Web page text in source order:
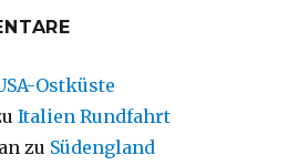
Ostküste
Italien Rundfahrt
zu Südengland